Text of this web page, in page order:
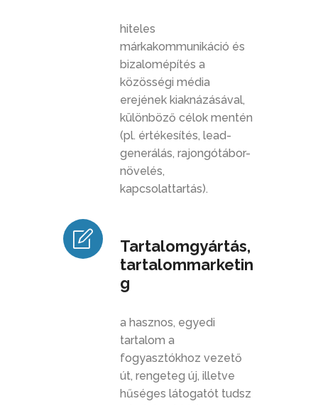
hiteles
márkakommunikáció és
bizalomépítés a
közösségi média
erejének kiaknázásával,
különböző célok mentén
(pl. értékesítés, lead-
generálás, rajongótábor-
növelés,
kapcsolattartás).
Tartalomgyártás,
tartalommarketin
g
a hasznos, egyedi
tartalom a
fogyasztókhoz vezető
út, rengeteg új, illetve
hűséges látogatót tudsz